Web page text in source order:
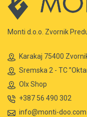
Monti d.o.o. Zvornik
Karakaj 75400
Sremska 2 - TC
Olx Shop
+387 56 490 302
info@monti-doo.com